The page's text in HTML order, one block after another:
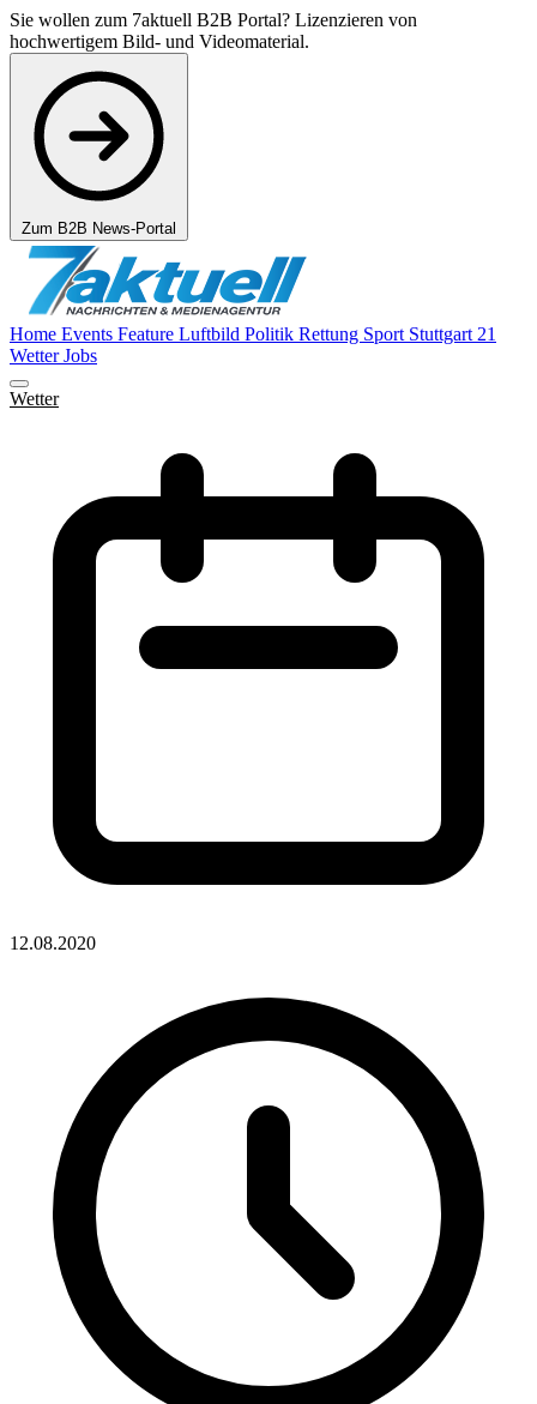
Sie wollen zum 7aktuell B2B Portal? Lizenzieren von
hochwertigem Bild- und Videomaterial.
Zum B2B News-Portal
Home Events Feature Luftbild Politik Rettung Sport Stuttgart 21
WetterJobs
Wetter
12.08.2020